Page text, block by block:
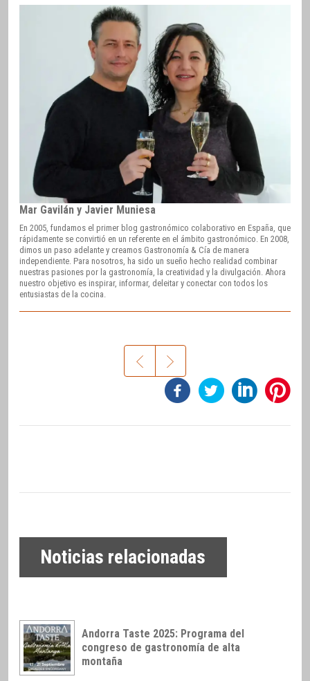
Mar Gavilán y Javier Muniesa
En 2005, fundamos el primer blog gastronómico colaborativo en España, que
rápidamente se convirtió en un referente en el ámbito gastronómico. En 2008,
dimos un paso adelante y creamos Gastronomía & Cía de manera
independiente. Para nosotros, ha sido un sueño hecho realidad combinar
nuestras pasiones por la gastronomía, la creatividad y la divulgación. Ahora
nuestro objetivo es inspirar, informar, deleitar y conectar con todos los
entusiastas de la cocina.
Noticias relacionadas
Andorra Taste 2025: Programa del
congreso de gastronomía de alta
montaña